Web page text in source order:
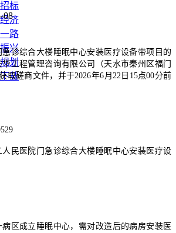
标
济
路
兴
划
载
08
诊综合大楼睡眠中心安装医疗设备带项目 的
工程管理咨询有限公司（天水市秦州区福门
取磋商文件，并于2026年6月 22日 15点00分前
人民医院门急诊综合大楼睡眠中心安装医疗设
区成立睡眠中心，需对改造后的病房安装医